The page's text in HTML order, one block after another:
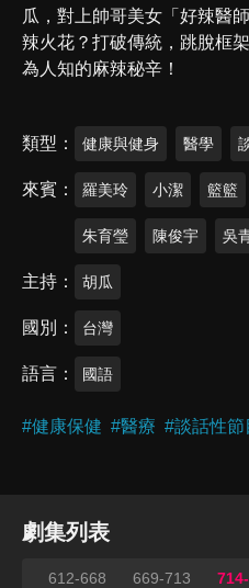
瓜，對上帥哥美女「好辣醫
辣火花？打破傳統，跳脫框
為人知的麻辣秘辛！
類型 健康與健身 醫學
來賓 羅美玲 小潔 籃籃
朱育瑩 陳俊宇 吳
主持 胡瓜
國別 台灣
語言 國語
#健康保健 #醫療 #談話性節
劇集列表
612-668 669-713